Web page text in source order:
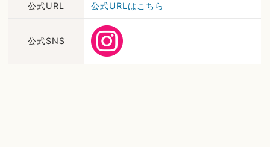
公式URL 公式URLはこちら
公式SNS